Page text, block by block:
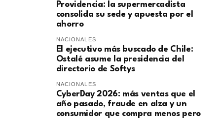
Providencia: la supermercadista
consolida su sede y apuesta por el
ahorro
NACIONALES
El ejecutivo más buscado de Chile:
Ostalé asume la presidencia del
directorio de Softys
NACIONALES
CyberDay 2026: más ventas que el
año pasado, fraude en alza y un
consumidor que compra menos pero